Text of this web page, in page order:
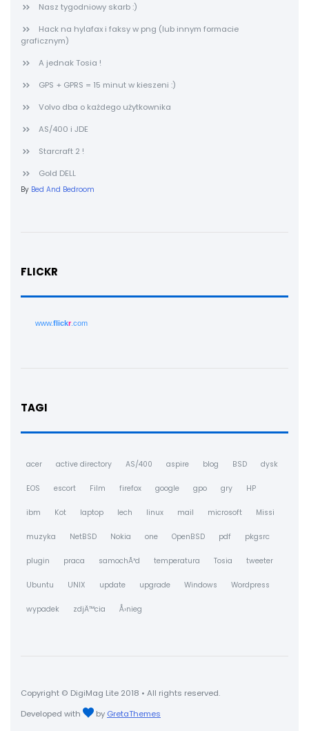
Nasz tygodniowy skarb :)
Hack na hylafax i faksy w png (lub innym formacie
graficznym)
A jednak Tosia !
GPS + GPRS = 15 minut w kieszeni :)
Volvo dba o każdego użytkownika
AS/400 i JDE
Starcraft 2 !
Gold DELL
By Bed And Bedroom
FLICKR
www.flickr.com
TAGI
acer active directory AS/400 aspire blog BSD dysk
EOS escort Film firefox google gpo gry HP
ibm Kot laptop lech linux mail microsoft Missi
muzyka NetBSD Nokia one OpenBSD pdf pkgsrc
plugin praca samochÃ³d temperatura Tosia tweeter
Ubuntu UNIX update upgrade Windows Wordpress
wypadek zdjÄ™cia Å›nieg
Copyright © DigiMag Lite 2018 • All rights reserved.
Developed with
by GretaThemes